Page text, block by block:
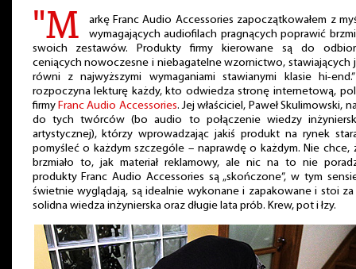
"M
arkę Franc Audio Accessories zapoczątkowałem z
wymagających audiofilach pragnących poprawić
swoich zestawów. Produkty firmy kierowane są do
ceniących nowoczesne i niebagatelne wzornictwo, stawiających
równi z najwyższymi wymaganiami stawianymi klasie hi-
rozpoczyna lekturę każdy, kto odwiedza stronę internetową,
firmy Franc Audio Accessories. Jej właściciel, Paweł Skulimowski,
do tych twórców (bo audio to połączenie wiedzy
artystycznej), którzy wprowadzając jakiś produkt na rynek
pomyśleć o każdym szczególe – naprawdę o każdym. Nie chce,
brzmiało to, jak materiał reklamowy, ale nic na to nie
produkty Franc Audio Accessories są „skończone”, w tym
świetnie wyglądają, są idealnie wykonane i zapakowane i stoi za
solidna wiedza inżynierska oraz długie lata prób. Krew, pot i łzy.